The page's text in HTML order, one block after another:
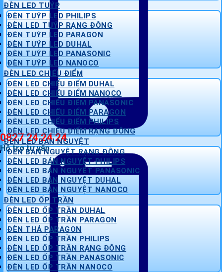
0827 24 24 24
Hỗ trợ tư vấn
ĐÈN LED TUÝP
ĐÈN TUÝP LED PHILIPS
ĐÈN LED TUÝP RẠNG ĐÔNG
ĐÈN TUÝP LED PARAGON
ĐÈN TUÝP LED DUHAL
ĐÈN TUÝP LED PANASONIC
ĐÈN TUÝP LED NANOCO
ĐÈN LED CHIẾU ĐIỂM
ĐÈN LED CHIẾU ĐIỂM DUHAL
ĐÈN LED CHIẾU ĐIỂM NANOCO
ĐÈN LED CHIẾU ĐIỂM PANASONIC
ĐÈN LED CHIẾU ĐIỂM PARAGON
ĐÈN LED CHIẾU ĐIỂM PHILIPS
ĐÈN LED CHIẾU ĐIỂM RẠNG ĐÔNG
ĐÈN LED BÁN NGUYỆT
ĐÈN BÁN NGUYỆT RẠNG ĐÔNG
ĐÈN LED BÁN NGUYỆT PHILIPS
ĐÈN LED BÁN NGUYỆT PANASONIC
ĐÈN LED BÁN NGUYỆT DUHAL
ĐÈN LED BÁN NGUYỆT NANOCO
ĐÈN LED ỐP TRẦN
ĐÈN LED ỐP TRẦN DUHAL
ĐÈN LED ỐP TRẦN PARAGON
ĐÈN THẢ PARAGON
ĐÈN LED ỐP TRẦN PHILIPS
ĐÈN LED ỐP TRẦN RẠNG ĐÔNG
ĐÈN LED ỐP TRẦN PANASONIC
ĐÈN LED ỐP TRẦN NANOCO